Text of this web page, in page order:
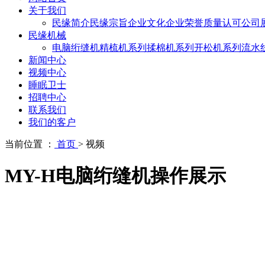
关于我们
民缘简介民缘宗旨企业文化企业荣誉质量认可公司
民缘机械
电脑绗缝机精梳机系列 揉棉机系列 开松机系列 流水
新闻中心
视频中心
睡眠卫士
招聘中心
联系我们
我们的客户
当前位置 ： 首页 > 视频
MY-H电脑绗缝机操作展示